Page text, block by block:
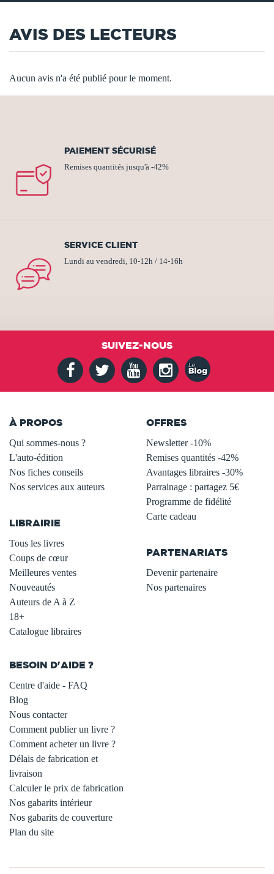
AVIS DES LECTEURS
Aucun avis n'a été publié pour le moment.
PAIEMENT SÉCURISÉ
Remises quantités jusqu'à -42%
SERVICE CLIENT
Lundi au vendredi, 10-12h / 14-16h
SUIVEZ-NOUS
À PROPOS
Qui sommes-nous ?
L'auto-édition
Nos fiches conseils
Nos services aux auteurs
LIBRAIRIE
Tous les livres
Coups de cœur
Meilleures ventes
Nouveautés
Auteurs de A à Z
18+
Catalogue libraires
OFFRES
Newsletter -10%
Remises quantités -42%
Avantages libraires -30%
Parrainage : partagez 5€
Programme de fidélité
Carte cadeau
PARTENARIATS
Devenir partenaire
Nos partenaires
BESOIN D'AIDE ?
Centre d'aide - FAQ
Blog
Nous contacter
Comment publier un livre ?
Comment acheter un livre ?
Délais de fabrication et
livraison
Calculer le prix de fabrication
Nos gabarits intérieur
Nos gabarits de couverture
Plan du site